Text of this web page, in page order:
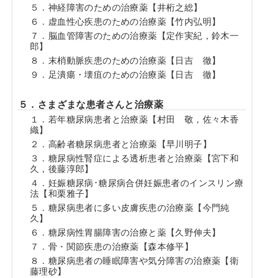
５．神経障害のための治療薬【井桁之総】
６．虚血性心疾患のための治療薬【竹内弘明】
７．脳血管障害のための治療薬【定作実紀，鈴木一
郎】
８．末梢動脈疾患のための治療薬【日吉 徹】
９．足潰瘍・壊疽のための治療薬【日吉 徹】
５．さまざまな患者さんと治療薬
１．若年糖尿病患者と治療薬【村田 敬，佐々木香
織】
２．高齢者糖尿病患者と治療薬【早川明子】
３．糖尿病性腎症による透析患者と治療薬【宮下和
久，後藤淳郎】
４．妊娠糖尿病･糖尿病合併妊娠患者のインスリン療
法【和栗雅子】
５．糖尿病患者に多い皮膚疾患の治療薬【今門純
久】
６．糖尿病性胃腸障害の治療と薬【久野伸夫】
７．骨・関節疾患の治療薬【森本修平】
８．糖尿病患者の睡眠障害や気分障害の治療薬【衛
藤理砂】